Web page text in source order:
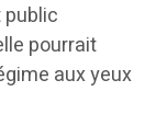
public
pourrait
aux yeux